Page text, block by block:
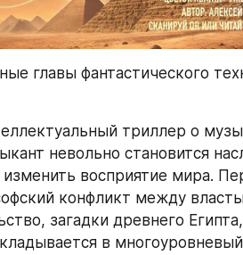
главы фантастического
триллер о
невольно становится
восприятие мира.
конфликт между
загадки древнего
в